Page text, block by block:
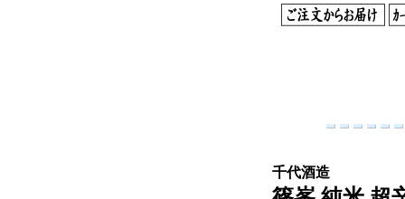
千代酒造